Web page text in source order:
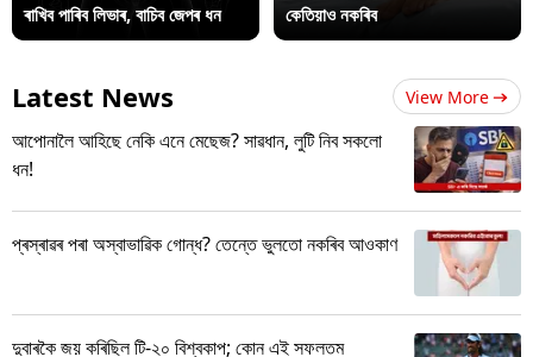
ৰাখিব পাৰিব লিভাৰ, বাচিব জেপৰ ধন
কেতিয়াও নকৰিব
Latest News View More
আপোনালৈ আহিছে নেকি এনে মেছেজ? সাৱধান, লুটি নিব সকলো
ধন!
প্ৰস্ৰাৱৰ পৰা অস্বাভাৱিক গোন্ধ? তেন্তে ভুলতো নকৰিব আওকাণ
দুবাৰকৈ জয় কৰিছিল টি-২০ বিশ্বকাপ; কোন এই সফলতম